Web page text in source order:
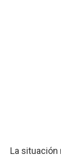
La situación